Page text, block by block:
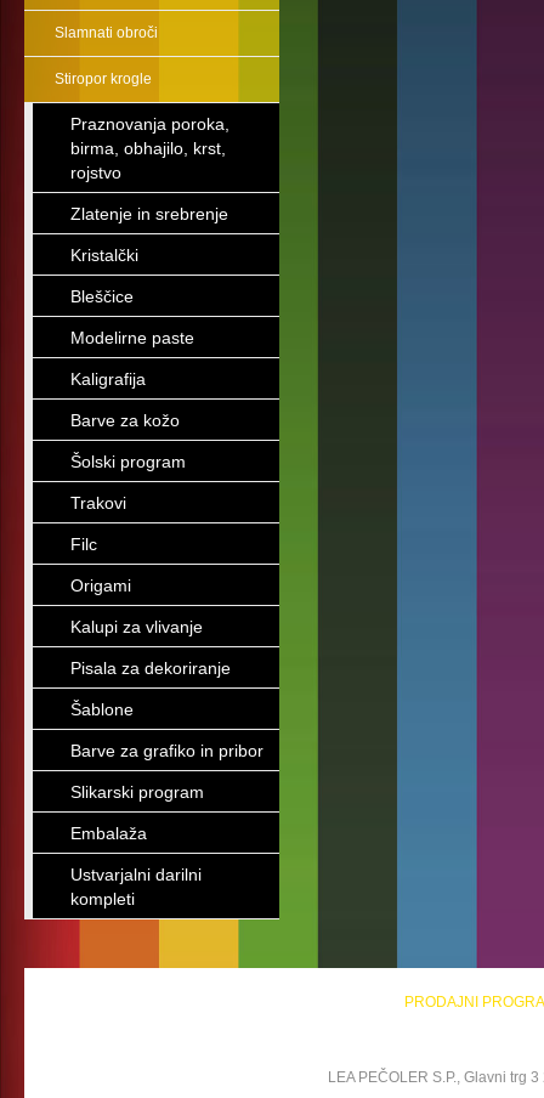
Slamnati obroči
Stiropor krogle
Praznovanja poroka,
birma, obhajilo, krst,
rojstvo
Zlatenje in srebrenje
Kristalčki
Bleščice
Modelirne paste
Kaligrafija
Barve za kožo
Šolski program
Trakovi
Filc
Origami
Kalupi za vlivanje
Pisala za dekoriranje
Šablone
Barve za grafiko in pribor
Slikarski program
Embalaža
Ustvarjalni darilni
kompleti
PRODAJNI
LEA PEČOLER S.P., Glavni trg